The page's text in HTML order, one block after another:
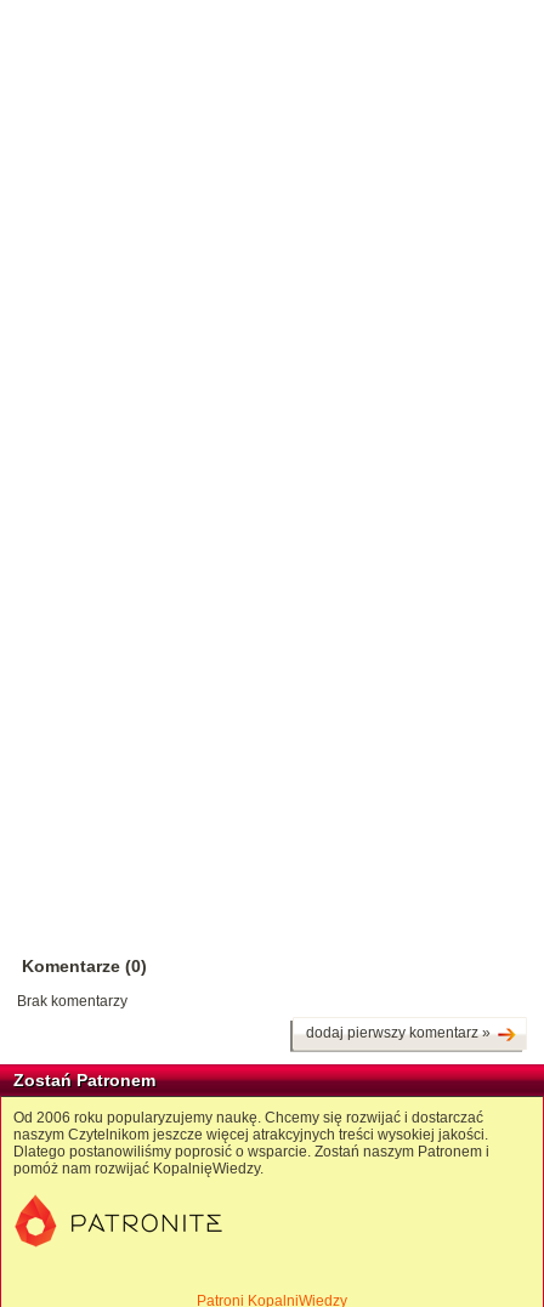
Komentarze (0)
Brak komentarzy
dodaj pierwszy komentarz »
Zostań Patronem
Od 2006 roku popularyzujemy naukę. Chcemy się rozwijać i dostarczać
naszym Czytelnikom jeszcze więcej atrakcyjnych treści wysokiej jakości.
Dlatego postanowiliśmy poprosić o wsparcie. Zostań naszym Patronem i
pomóż nam rozwijać KopalnięWiedzy.
Patroni KopalniWiedzy